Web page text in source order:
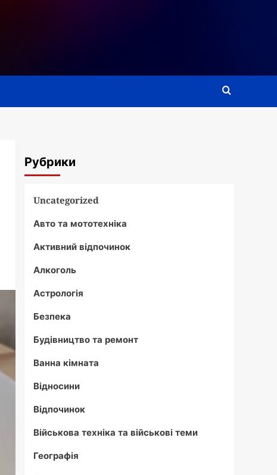
Рубрики
Uncategorized
Авто та мототехніка
Активний відпочинок
Алкоголь
Астрологія
Безпека
Будівництво та ремонт
Ванна кімната
Відносини
Відпочинок
Військова техніка та військові теми
Географія